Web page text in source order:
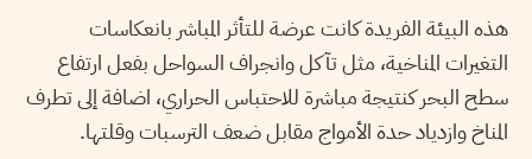
هذه البيئة الفريدة كانت عرضة للتأثر المباشر بانعكاسات
التغيرات المناخية، مثل تآكل وانجراف السواحل بفعل ارتفاع
سطح البحر كنتيجة مباشرة للاحتباس الحراري، اضافة إلى تطرف
المناخ وازدياد حدة الأمواج مقابل ضعف الترسبات وقلتها.